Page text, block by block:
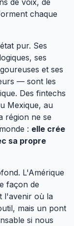
de voix, de
chaque
pur. Ses
ses
et ses
— sont les
Des fintechs
Mexique, au
région ne se
: elle crée
sa propre
L'Amérique
façon de
l'avenir où la
mais un pont
si nous